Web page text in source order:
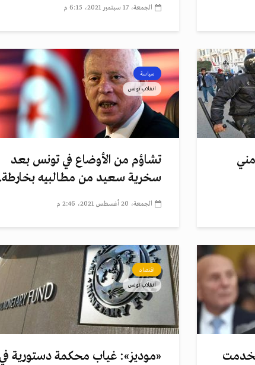
الجمعة، 17 سبتمبر 2021، 6:15 م
سياسة
انقلاب تونس
تشاؤم من الأوضاع في تونس بعد
سخرية سعيد من مطالبيه
الجمعة، 20 أغسطس 2021، 2:46 م
اقتصاد
انقلاب تونس
«موديز»: غياب محكمة دستورية في